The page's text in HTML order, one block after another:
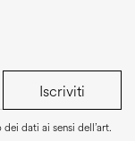
Iscriviti
dati ai sensi dell’art.